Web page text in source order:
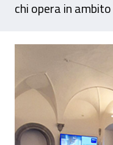
chi opera in
Prevenzione